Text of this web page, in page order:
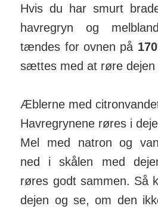
Hvis du har smurt
havre­gryn og
tændes for ovnen på
sættes med at røre dejen
Æblerne med
Havre­grynene røres i
Mel med natron og
ned i skålen med
røres godt sammen. Så
dejen og se, om den